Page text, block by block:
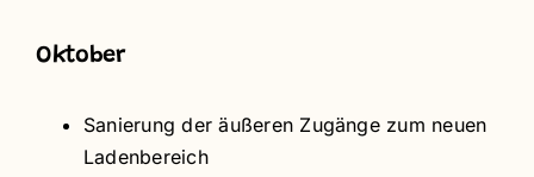
Oktober
Sanierung der äußeren Zugänge zum neuen
Ladenbereich